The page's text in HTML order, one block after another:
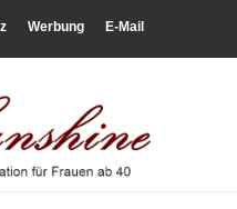
Werbung E-Mail